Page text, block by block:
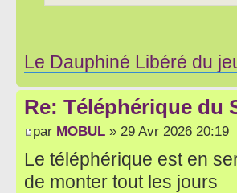
Le Dauphiné Libéré du
Re: Téléphérique du
par MOBUL » 29 Avr 2026 20:19
Le téléphérique est en
de monter tout les jours